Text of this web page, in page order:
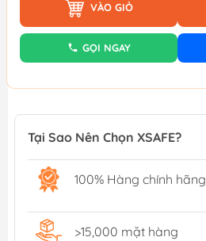
VÀO GIỎ
GỌI NGAY
Tại Sao Nên Chọn XSAFE?
100% Hàng chính hãng
>15,000 mặt hàng